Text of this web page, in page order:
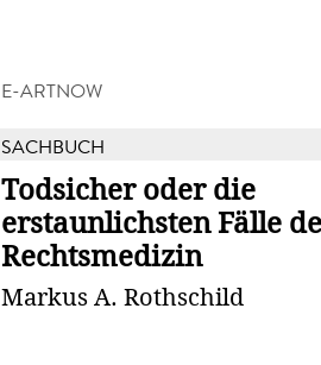
E-ARTNOW
SACHBUCH
Todsicher oder die
erstaunlichsten Fälle
Rechtsmedizin
Markus A. Rothschild